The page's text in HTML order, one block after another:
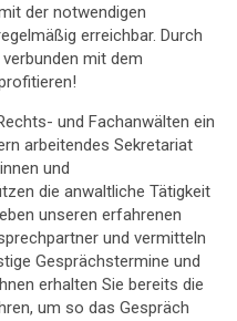
der notwendigen
erreichbar. Durch
mit dem
und Fachanwälten ein
arbeitendes Sekretariat
und
die anwaltliche Tätigkeit
unseren erfahrenen
und vermitteln
Gesprächstermine und
erhalten Sie bereits die
um so das Gespräch